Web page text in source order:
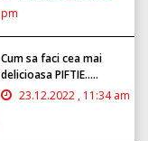
pm
Cum sa faci cea mai
delicioasa PIFTIE.....
23.12.2022 , 11:34 am